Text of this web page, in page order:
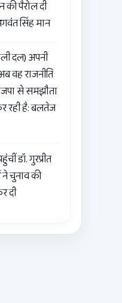
की पैरोल दी
सिंह मान
दल) अपनी
वह राजनीति
से समझौता
रही है: बलतेज
डॉ. गुरप्रीत
चुनाव की
दी